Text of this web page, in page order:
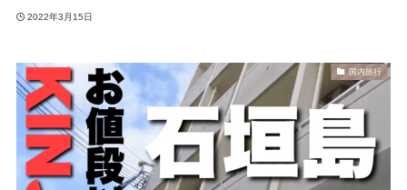
2022年3月15日
国内旅行